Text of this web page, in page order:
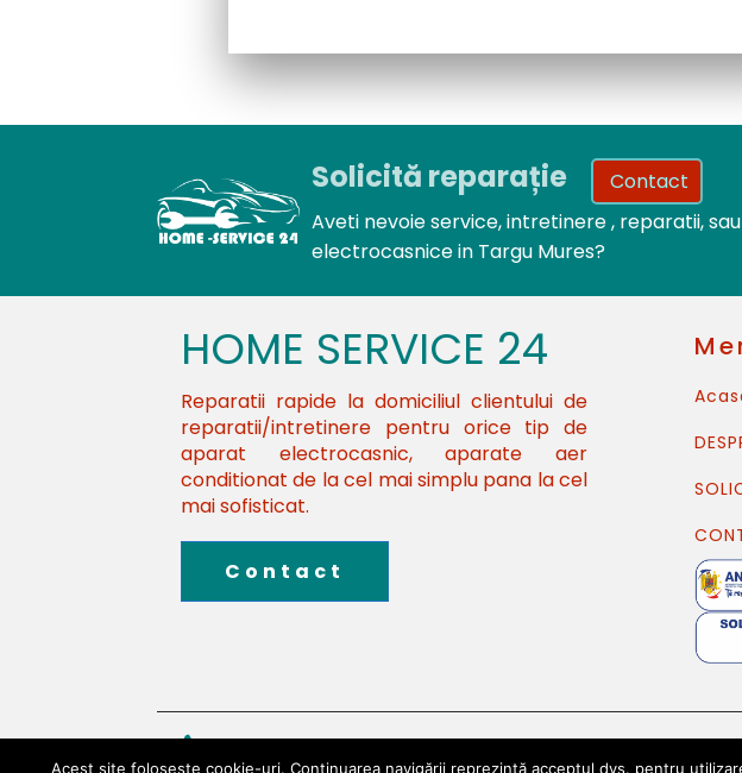
Solicită reparație
Contact
Aveti nevoie service, intretinere , reparatii,
electrocasnice in Targu Mures?
HOME SERVICE 24
Reparatii rapide la domiciliul clientului de
reparatii/intretinere pentru orice tip de
aparat electrocasnic, aparate aer
conditionat de la cel mai simplu pana la cel
mai sofisticat.
Contact
0773 896 061
Acest site folosește cookie-uri. Continuarea navigării reprezintă acceptul dvs. pentru